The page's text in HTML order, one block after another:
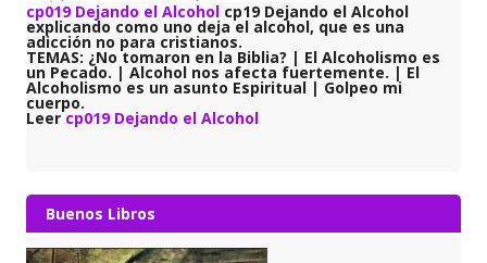
cp019 Dejando el Alcohol cp19 Dejando el Alcohol
explicando como uno deja el alcohol, que es una
adicción no para cristianos.
TEMAS: ¿No tomaron en la Biblia? | El Alcoholismo es
un Pecado. | Alcohol nos afecta fuertemente. | El
Alcoholismo es un asunto Espiritual | Golpeo mi
cuerpo.
Leer cp019 Dejando el Alcohol
Buenos Libros